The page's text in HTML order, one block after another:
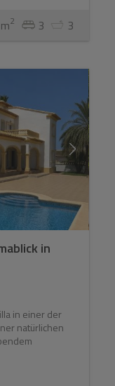
2 3 3
in
in einer der
natürlichen